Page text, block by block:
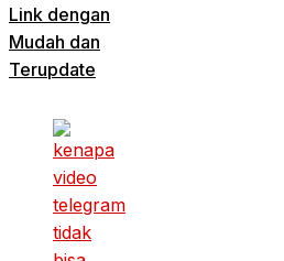
Link dengan
Mudah dan
Terupdate